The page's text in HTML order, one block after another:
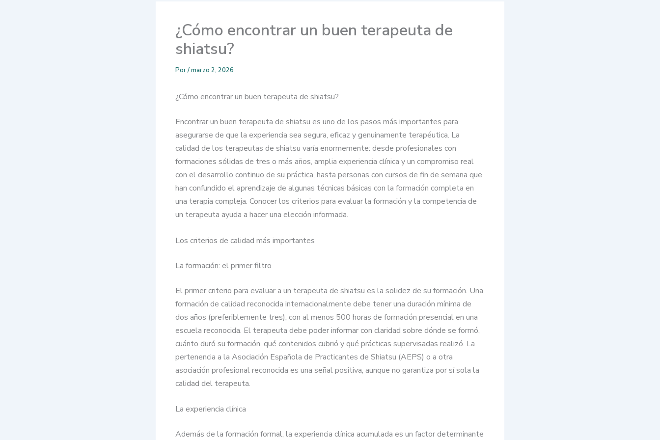
¿Cómo encontrar un buen terapeuta de
shiatsu?
Por/marzo 2, 2026
¿Cómo encontrar un buen terapeuta de shiatsu?
Encontrar un buen terapeuta de shiatsu es uno de los pasos más importantes para
asegurarse de que la experiencia sea segura, eficaz y genuinamente terapéutica. La
calidad de los terapeutas de shiatsu varía enormemente: desde profesionales con
formaciones sólidas de tres o más años, amplia experiencia clínica y un compromiso real
con el desarrollo continuo de su práctica, hasta personas con cursos de fin de semana que
han confundido el aprendizaje de algunas técnicas básicas con la formación completa en
una terapia compleja. Conocer los criterios para evaluar la formación y la competencia de
un terapeuta ayuda a hacer una elección informada.
Los criterios de calidad más importantes
La formación: el primer filtro
El primer criterio para evaluar a un terapeuta de shiatsu es la solidez de su formación. Una
formación de calidad reconocida internacionalmente debe tener una duración mínima de
dos años (preferiblemente tres), con al menos 500 horas de formación presencial en una
escuela reconocida. El terapeuta debe poder informar con claridad sobre dónde se formó,
cuánto duró su formación, qué contenidos cubrió y qué prácticas supervisadas realizó. La
pertenencia a la Asociación Española de Practicantes de Shiatsu (AEPS) o a otra
asociación profesional reconocida es una señal positiva, aunque no garantiza por sí sola la
calidad del terapeuta.
La experiencia clínica
Además de la formación formal, la experiencia clínica acumulada es un factor determinante